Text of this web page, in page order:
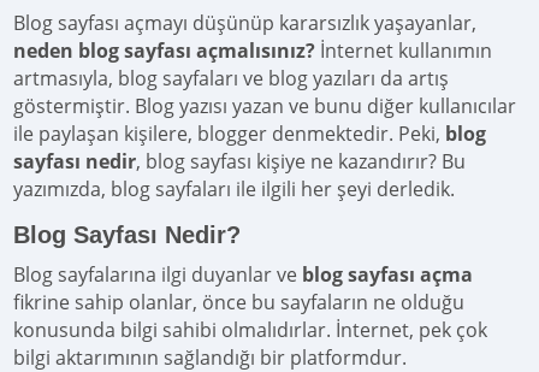
Blog sayfası açmayı düşünüp kararsızlık yaşayanlar,
neden blog sayfası açmalısınız? İnternet kullanımın
artmasıyla, blog sayfaları ve blog yazıları da artış
göstermiştir. Blog yazısı yazan ve bunu diğer kullanıcılar
ile paylaşan kişilere, blogger denmektedir. Peki, blog
sayfası nedir, blog sayfası kişiye ne kazandırır? Bu
yazımızda, blog sayfaları ile ilgili her şeyi derledik.
Blog Sayfası Nedir?
Blog sayfalarına ilgi duyanlar ve blog sayfası açma
fikrine sahip olanlar, önce bu sayfaların ne olduğu
konusunda bilgi sahibi olmalıdırlar. İnternet, pek çok
bilgi aktarımının sağlandığı bir platformdur.